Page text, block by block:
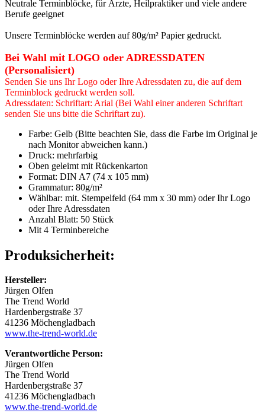
Neutrale Terminblöcke, für Ärzte, Heilpraktiker und viele andere
Berufe geeignet
Unsere Terminblöcke werden auf 80g/m² Papier gedruckt.
Bei Wahl mit LOGO oder ADRESSDATEN
(Personalisiert)
Senden Sie uns Ihr Logo oder Ihre Adressdaten zu, die auf dem
Terminblock gedruckt werden soll.
Adressdaten: Schriftart: Arial (Bei Wahl einer anderen Schriftart
senden Sie uns bitte die Schriftart zu).
Farbe: Gelb (Bitte beachten Sie, dass die Farbe im Original je
nach Monitor abweichen kann.)
Druck: mehrfarbig
Oben geleimt mit Rückenkarton
Format: DIN A7 (74 x 105 mm)
Grammatur: 80g/m²
Wählbar: mit. Stempelfeld (64 mm x 30 mm) oder Ihr Logo
oder Ihre Adressdaten
Anzahl Blatt: 50 Stück
Mit 4 Terminbereiche
Produksicherheit:
Hersteller:
Jürgen Olfen
The Trend World
Hardenbergstraße 37
41236 Möchengladbach
www.the-trend-world.de
Verantwortliche Person:
Jürgen Olfen
The Trend World
Hardenbergstraße 37
41236 Möchengladbach
www.the-trend-world.de